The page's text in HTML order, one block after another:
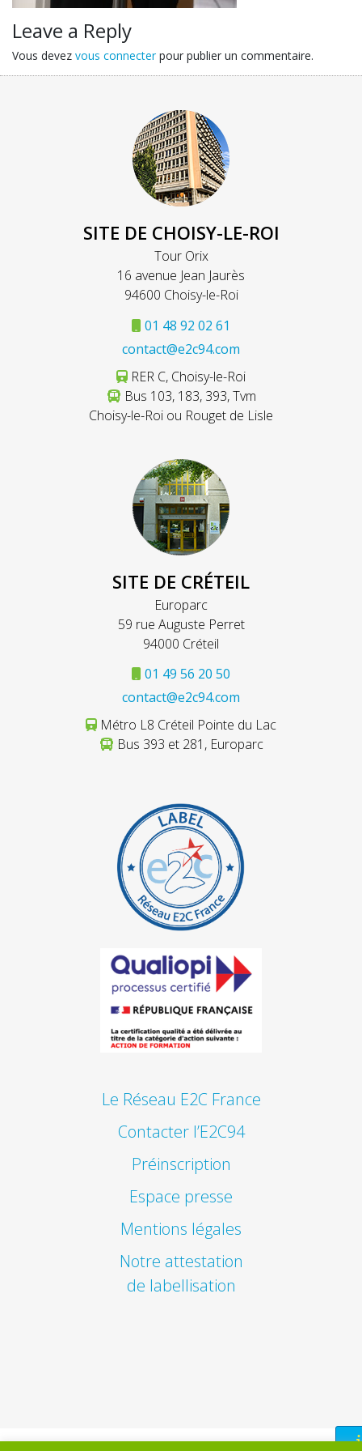
Leave a Reply
Vous devez vous connecter pour publier un commentaire.
SITE DE CHOISY-LE-ROI
Tour Orix
16 avenue Jean Jaurès
94600 Choisy-le-Roi
01 48 92 02 61
contact@e2c94.com
RER C, Choisy-le-Roi
Bus 103, 183, 393, Tvm
Choisy-le-Roi ou Rouget de Lisle
SITE DE CRÉTEIL
Europarc
59 rue Auguste Perret
94000 Créteil
01 49 56 20 50
contact@e2c94.com
Métro L8 Créteil Pointe du Lac
Bus 393 et 281, Europarc
Le Réseau E2C France
Contacter l’E2C94
Préinscription
Espace presse
Mentions légales
Notre attestation
de labellisation